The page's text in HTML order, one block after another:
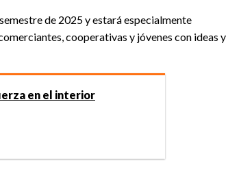
de 2025 y estará especialmente
cooperativas y jóvenes con ideas y
en el interior